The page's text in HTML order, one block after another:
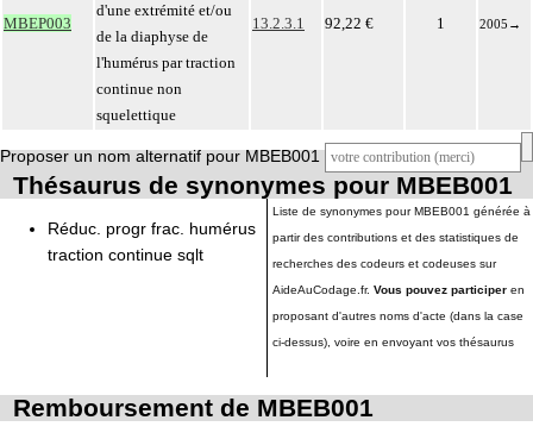
MBEP003
d'une extrémité et/ou
de la diaphyse de
l'humérus par traction
continue non
squelettique
13.2.3.1 92,22 € 1 2005 →
Proposer un nom alternatif pour MBEB001
Thésaurus de synonymes pour MBEB001
Réduc. progr frac. humérus
traction continue sqlt
Liste de synonymes pour MBEB001 générée à
partir des contributions et des statistiques de
recherches des codeurs et codeuses sur
AideAuCodage.fr. Vous pouvez participer en
proposant d'autres noms d'acte (dans la case
ci-dessus), voire en envoyant vos thésaurus
Remboursement de MBEB001